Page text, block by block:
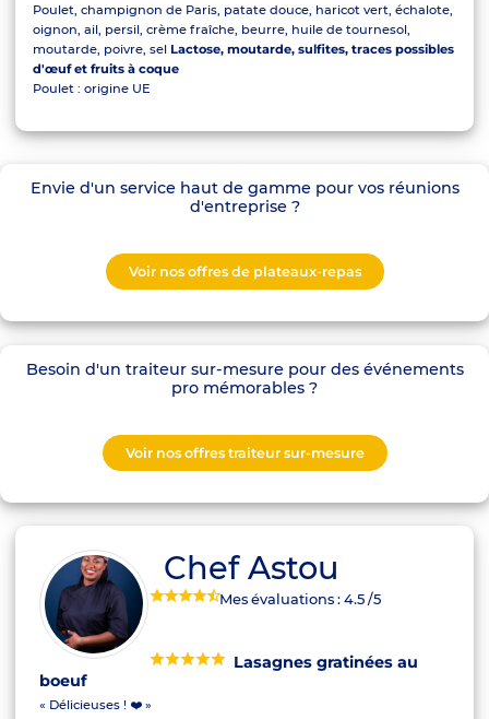
Poulet, champignon de Paris, patate douce, haricot vert, échalote,
oignon, ail, persil, crème fraîche, beurre, huile de tournesol,
moutarde, poivre, sel Lactose, moutarde, sulfites, traces possibles
d'œuf et fruits à coque
Poulet : origine UE
Envie d'un service haut de gamme pour vos réunions
d'entreprise ?
Voir nos offres de plateaux-repas
Besoin d'un traiteur sur-mesure pour des événements
pro mémorables ?
Voir nos offres traiteur sur-mesure
Chef Astou
Mes évaluations :4.5/5
Lasagnes gratinées au
boeuf
« Délicieuses ! ❤️ »